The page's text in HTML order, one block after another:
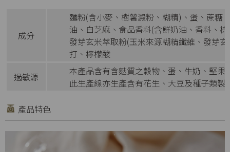
成分
麵粉(含小麥、樹薯澱粉、糊精)、蛋、蔗糖
油、白芝麻、食品香料(含鮮奶油、香料、
發芽玄米萃取粉(玉米來源糊精纖維、發芽
打、檸檬酸
過敏源
本產品含有含麩質之穀物、蛋、牛奶、堅
此生產線亦生產含有花生、大豆及種子類製
產品特色